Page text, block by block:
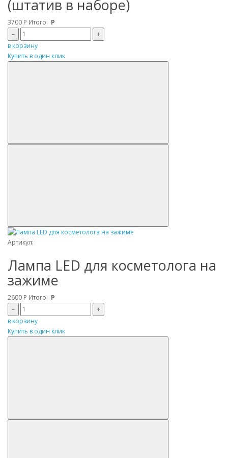
(штатив в наборе)
3700 Р Итого: Р
–
+
в корзину
Купить в один клик
Артикул:
Лампа LED для косметолога на
зажиме
2600 Р Итого: Р
–
+
в корзину
Купить в один клик